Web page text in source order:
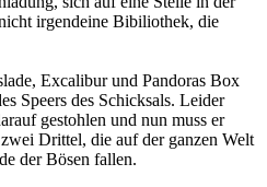
irgendeine Bibiliothek, die
Excalibur und Pandoras Box
Speers des Schicksals. Leider
gestohlen und nun muss er
Drittel, die auf der ganzen Welt
der Bösen fallen.